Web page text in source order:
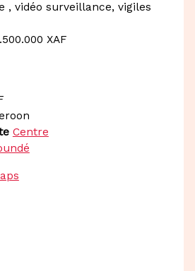
, vidéo surveillance, vigiles
XAF
Centre